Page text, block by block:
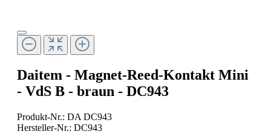
Daitem - Magnet-Reed-Kontakt Mini
- VdS B - braun - DC943
Produkt-Nr.: DA DC943
Hersteller-Nr.: DC943